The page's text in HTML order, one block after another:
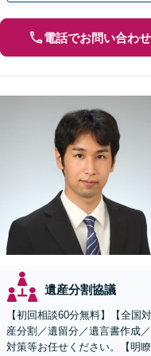
電話でお問い合わせ
遺産分割協議
【初回相談60分無料】【全国
産分割／遺留分／遺言書作成
対策等お任せください。【明